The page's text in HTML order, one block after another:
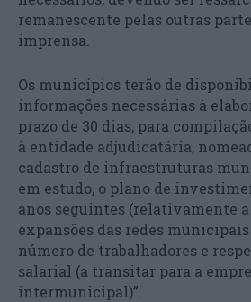
remanescente pelas outras
imprensa.
Os municípios terão de
informações necessárias à
prazo de 30 dias, para
à entidade adjudicatária,
cadastro de infraestruturas
em estudo, o plano de
anos seguintes (relativamente a
expansões das redes
número de trabalhadores e
salarial (a transitar para a
intermunicipal)”.